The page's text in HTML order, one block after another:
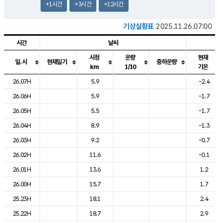
+1시간 +3시간 +12시간
기상실황표 2025.11.26.07:00
도시별 기상실황표로 지점, 날씨, 기온, 강수, 바람, 기압등을 안내한 표입
시간 날씨
일.시 현재일기
시정
km
운량
1/10
중하운량
현재
기온
26.07H
5.9
-2.4
26.06H
5.9
-1.7
26.05H
5.5
-1.7
26.04H
8.9
-1.3
26.03H
9.2
-0.7
26.02H
11.6
-0.1
26.01H
13.6
1.2
26.00H
15.7
1.7
25.23H
18.1
2.4
25.22H
18.7
2.9